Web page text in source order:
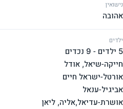
נישואין
אהובה
ילדים